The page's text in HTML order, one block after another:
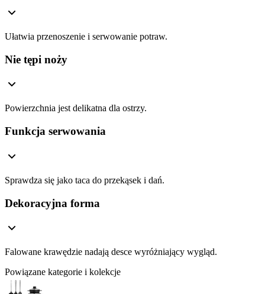
Ułatwia przenoszenie i serwowanie potraw.
Nie tępi noży
Powierzchnia jest delikatna dla ostrzy.
Funkcja serwowania
Sprawdza się jako taca do przekąsek i dań.
Dekoracyjna forma
Falowane krawędzie nadają desce wyróżniający wygląd.
Powiązane kategorie i kolekcje